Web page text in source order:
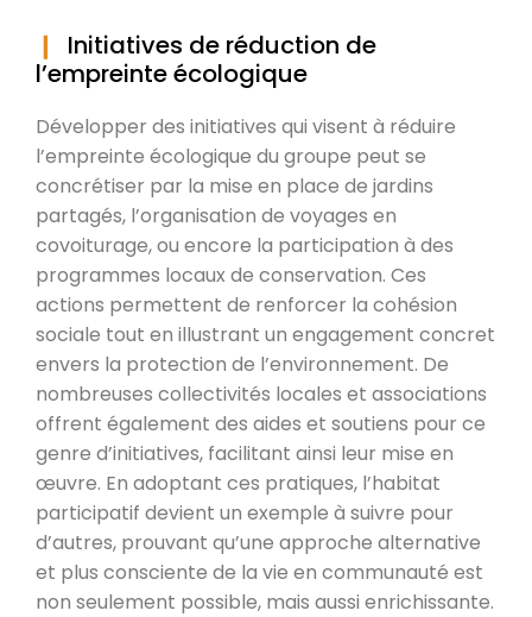
Initiatives de réduction de
l’empreinte écologique
Développer des initiatives qui visent à réduire
l’empreinte écologique du groupe peut se
concrétiser par la mise en place de jardins
partagés, l’organisation de voyages en
covoiturage, ou encore la participation à des
programmes locaux de conservation. Ces
actions permettent de renforcer la cohésion
sociale tout en illustrant un engagement concret
envers la protection de l’environnement. De
nombreuses collectivités locales et associations
offrent également des aides et soutiens pour ce
genre d’initiatives, facilitant ainsi leur mise en
œuvre. En adoptant ces pratiques, l’habitat
participatif devient un exemple à suivre pour
d’autres, prouvant qu’une approche alternative
et plus consciente de la vie en communauté est
non seulement possible, mais aussi enrichissante.